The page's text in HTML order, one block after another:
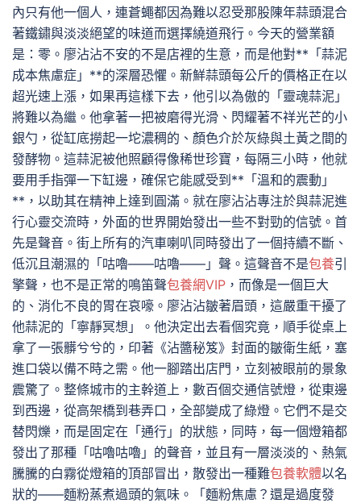
內只有他一個人，連蒼蠅都因為難以忍受那股陳年蒜頭混合
著鐵鏽與淡淡絕望的味道而選擇繞道飛行。今天的營業額
是：零。廖沾沾不安的不是店裡的生意，而是他對**「蒜泥
成本焦慮症」**的深層恐懼。新鮮蒜頭每公斤的價格正在以
超光速上漲，如果再這樣下去，他引以為傲的「靈魂蒜泥」
將難以為繼。他拿著一把被磨得光滑、閃耀著不祥光芒的小
銀勺，從缸底撈起一坨濃稠的、顏色介於灰綠與土黃之間的
發酵物。這蒜泥被他照顧得像稀世珍寶，每隔三小時，他就
要用手指彈一下缸邊，確保它能感受到**「溫和的震動」
**，以助其在精神上達到圓滿。就在廖沾沾專注於與蒜泥進
行心靈交流時，外面的世界開始發出一些不對勁的信號。首
先是聲音。街上所有的汽車喇叭同時發出了一個持續不斷、
低沉且潮濕的「咕嚕——咕嚕——」聲。這聲音不是包養引
擎聲，也不是正常的鳴笛聲包養網VIP ，而像是一個巨大
的、消化不良的胃在哀嚎。廖沾沾皺著眉頭，這嚴重干擾了
他蒜泥的「寧靜冥想」。他決定出去看個究竟，順手從桌上
拿了一張髒兮兮的，印著《沾醬秘笈》封面的皺衛生紙，塞
進口袋以備不時之需。他一腳踏出店門，立刻被眼前的景象
震驚了。整條城市的主幹道上，數百個交通信號燈，從東邊
到西邊，從高架橋到巷弄口，全部變成了綠燈。它們不是交
替閃爍，而是固定在「通行」的狀態，同時，每一個燈箱都
發出了那種「咕嚕咕嚕」的聲音，並且有一層淡淡的、熱氣
騰騰的白霧從燈箱的頂部冒出，散發出一種難包養軟體以名
狀的——麵粉蒸煮過頭的氣味。「麵粉焦慮？還是過度發